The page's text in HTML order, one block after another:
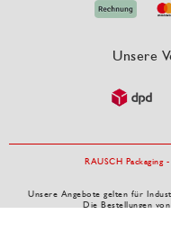
Unsere
RAUSCH Packaging
Unsere Angebote gelten für
Die Bestellungen